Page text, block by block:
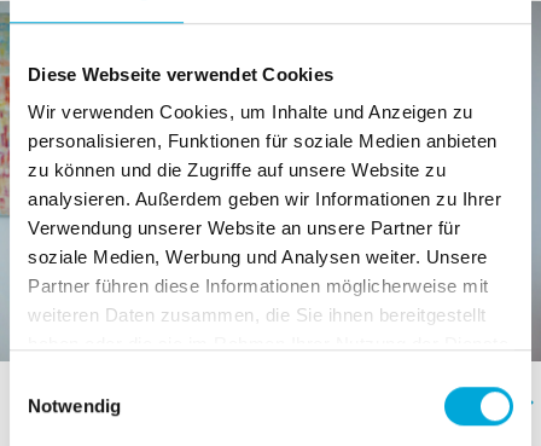
Diese Webseite verwendet Cookies
Wir verwenden Cookies, um Inhalte und Anzeigen zu
personalisieren, Funktionen für soziale Medien anbieten
zu können und die Zugriffe auf unsere Website zu
analysieren. Außerdem geben wir Informationen zu Ihrer
Verwendung unserer Website an unsere Partner für
soziale Medien, Werbung und Analysen weiter. Unsere
Partner führen diese Informationen möglicherweise mit
weiteren Daten zusammen, die Sie ihnen bereitgestellt
Notwendig
Tanja und Kai Kröger
Show larger version for: